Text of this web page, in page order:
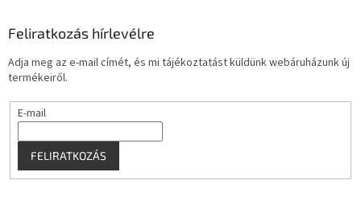
Feliratkozás hírlevélre
Adja meg az e-mail címét, és mi tájékoztatást küldünk webáruházunk új
termékeiről.
E-mail
FELIRATKOZÁS